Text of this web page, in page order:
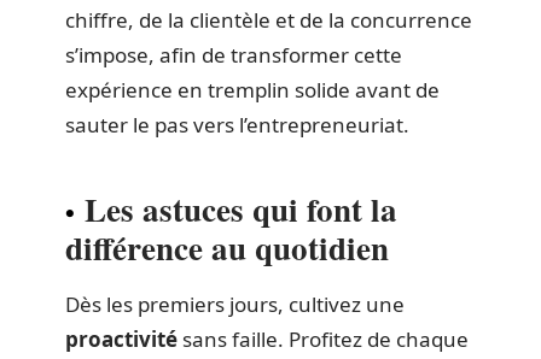
chiffre, de la clientèle et de la concurrence
s’impose, afin de transformer cette
expérience en tremplin solide avant de
sauter le pas vers l’entrepreneuriat.
Les astuces qui font la
différence au quotidien
Dès les premiers jours, cultivez une
proactivité sans faille. Profitez de chaque